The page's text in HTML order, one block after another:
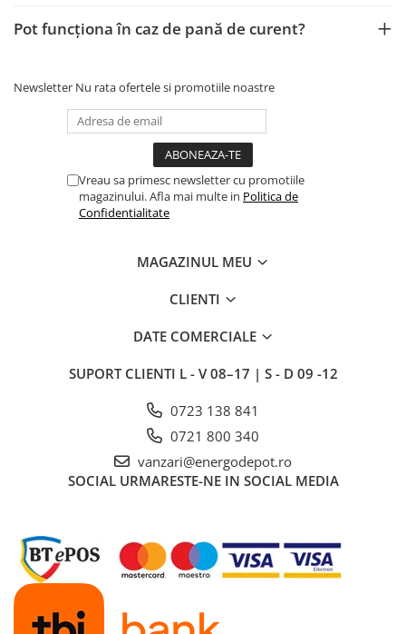
Pot funcționa în caz de pană de curent?
Newsletter Nu rata ofertele si promotiile noastre
Vreau sa primesc newsletter cu promotiile
magazinului. Afla mai multe in Politica de
Confidentialitate
MAGAZINUL MEU
CLIENTI
DATE COMERCIALE
SUPORT CLIENTI L - V 08–17 | S - D 09 -12
0723 138 841
0721 800 340
vanzari@energodepot.ro
SOCIAL URMARESTE-NE IN SOCIAL MEDIA